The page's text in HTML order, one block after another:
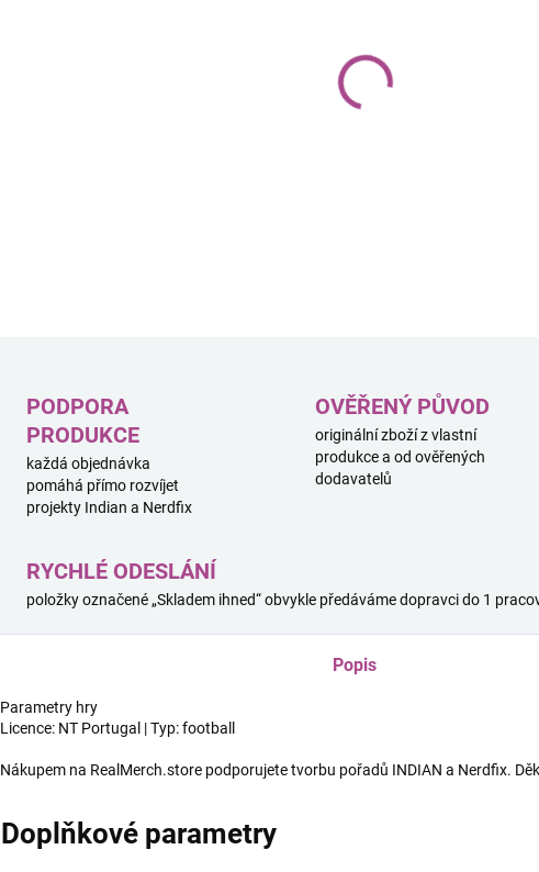
PODPORA
PRODUKCE
každá objednávka
pomáhá přímo rozvíjet
projekty Indian a Nerdfix
OVĚŘENÝ PŮVOD
originální zboží z vlastní
produkce a od ověřených
dodavatelů
RYCHLÉ ODESLÁNÍ
položky označené „Skladem ihned“ obvykle předáváme dopravci do 1
Popis
Parametry hry
Licence: NT Portugal | Typ: football
Nákupem na RealMerch.store podporujete tvorbu pořadů INDIAN a Nerdfix.
Doplňkové parametry